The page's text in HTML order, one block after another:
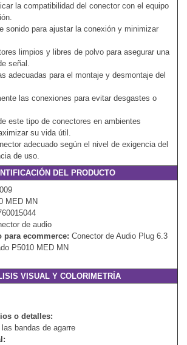
la compatibilidad del conector con el equipo
sonido para ajustar la conexión y minimizar
limpios y libres de polvo para asegurar una
señal.
adecuadas para el montaje y desmontaje del
las conexiones para evitar desgastes o
este tipo de conectores en ambientes
su vida útil.
adecuado según el nivel de exigencia del
de uso.
DEL PRODUCTO
MED MN
de audio
para ecommerce: Conector de Audio Plug 6.3
P5010 MED MN
VISUAL Y COLORIMETRÍA
o detalles:
bandas de agarre